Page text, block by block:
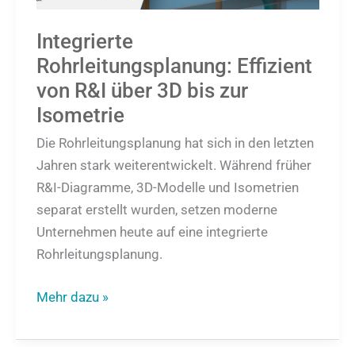
Integrierte
Rohrleitungsplanung: Effizient
von R&I über 3D bis zur
Isometrie
Die Rohrleitungsplanung hat sich in den letzten
Jahren stark weiterentwickelt. Während früher
R&I-Diagramme, 3D-Modelle und Isometrien
separat erstellt wurden, setzen moderne
Unternehmen heute auf eine integrierte
Rohrleitungsplanung.
bis
zur
Isometrie
Mehr dazu »